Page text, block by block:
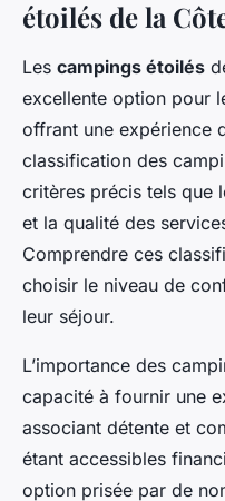
étoilés de la
Les campings étoilés
excellente option pour
offrant une expérience
classification des
critères précis tels que
et la qualité des
Comprendre ces
choisir le niveau de
leur séjour.
L’importance des
capacité à fournir une
associant détente et
étant accessibles
option prisée par de